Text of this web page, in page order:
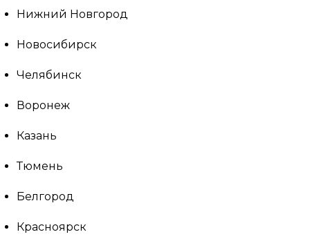
Нижний Новгород
Новосибирск
Челябинск
Воронеж
Казань
Тюмень
Белгород
Красноярск